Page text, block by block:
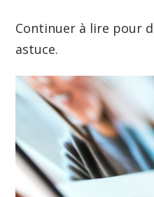
Continuer à lire pour
astuce.